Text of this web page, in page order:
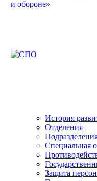
История
Отделения
Специальная
Защита